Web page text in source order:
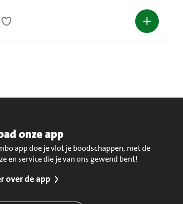
onze app
app doe je vlot je boodschappen, met de
en service die je van ons gewend bent!
over de app